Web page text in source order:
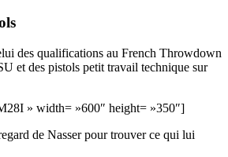
des qualifications au French Throwdown
et des pistols petit travail technique sur
» width= »600″ height= »350″]
de Nasser pour trouver ce qui lui